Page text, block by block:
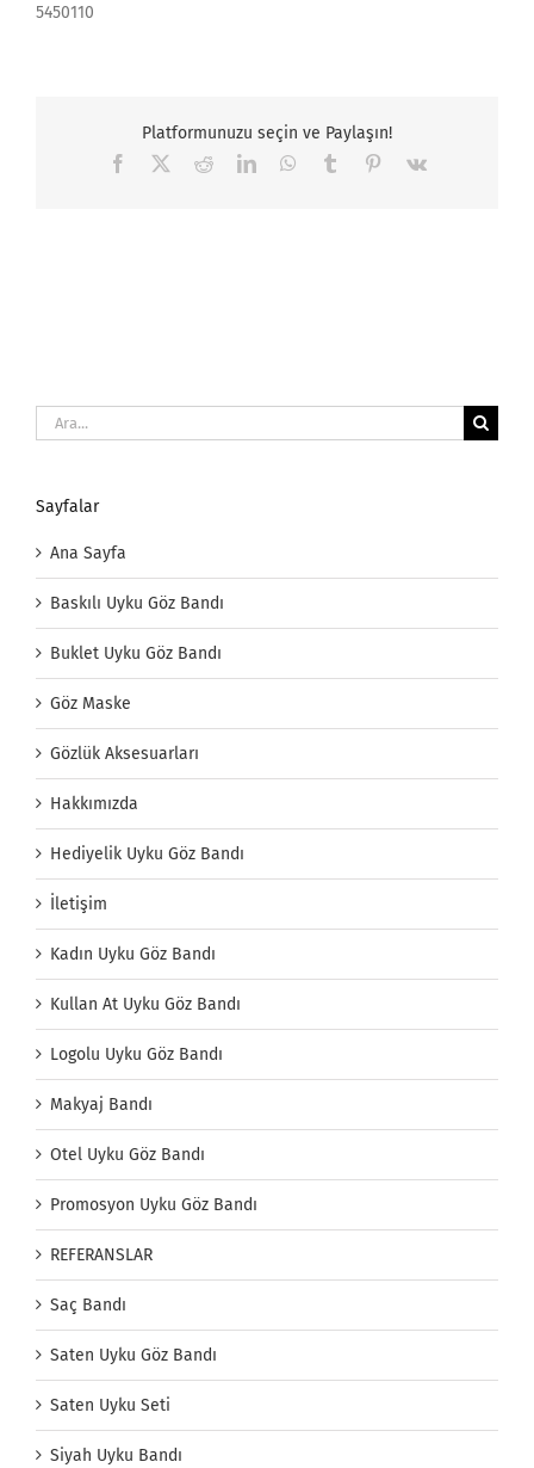
5450110
Platformunuzu seçin ve Paylaşın!
Facebook RedditLinkedInWhatsApp
Tumblr Pinterest
Vk
Ara:
Sayfalar
Ana Sayfa
Baskılı Uyku Göz Bandı
Buklet Uyku Göz Bandı
Göz Maske
Gözlük Aksesuarları
Hakkımızda
Hediyelik Uyku Göz Bandı
İletişim
Kadın Uyku Göz Bandı
Kullan At Uyku Göz Bandı
Logolu Uyku Göz Bandı
Makyaj Bandı
Otel Uyku Göz Bandı
Promosyon Uyku Göz Bandı
REFERANSLAR
Saç Bandı
Saten Uyku Göz Bandı
Saten Uyku Seti
Siyah Uyku Bandı